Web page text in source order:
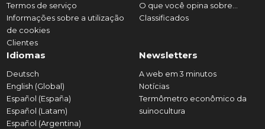
Termos de serviço
Informações sobre a utilização
de cookies
Clientes
O que você opina sobre...
Classificados
Idiomas
Deutsch
English (Global)
Español (España)
Español (Latam)
Español (Argentina)
Newsletters
A web em 3 minutos
Notícias
Termômetro econômico da
suinocultura